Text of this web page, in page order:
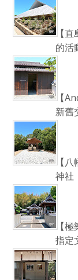
【直
的活
【
新舊
【八
神社
【極
指定